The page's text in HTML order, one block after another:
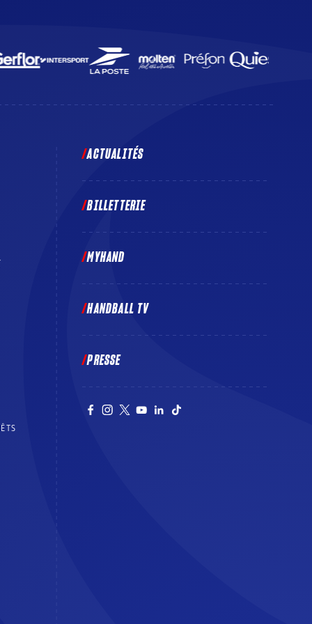
ACTUALITÉS
BILLETTERIE
MYHAND
HANDBALL TV
PRESSE